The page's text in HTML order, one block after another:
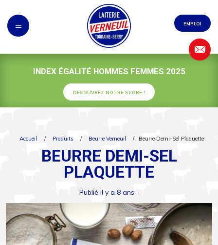
= EMPLOI
INDEX ÉGALITÉ HOMMES FEMMES 2025
DÉCOUVREZ NOTRE SCORE !
Accueil / Produits / Beurre Verneuil / Beurre Demi-Sel Plaquette
BEURRE DEMI-SEL
PLAQUETTE
Publié il y a 8 ans -
Panneau de gestion des cookies